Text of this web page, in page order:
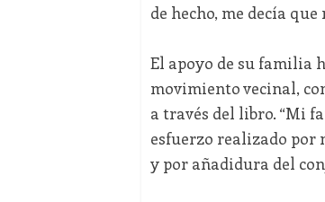
de hecho, me decía
El apoyo de su familia
movimiento vecinal,
a través del libro. “Mi
esfuerzo realizado por
y por añadidura del